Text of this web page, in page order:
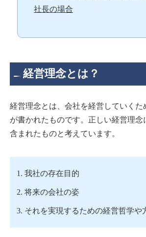
社長の場合
経営理念とは？
経営理念とは、会社を経営していくた
が書かれたものです。正しい経営理念
含まれたものと考えています。
我社の存在目的
将来の会社の姿
それを実現するための経営哲学や